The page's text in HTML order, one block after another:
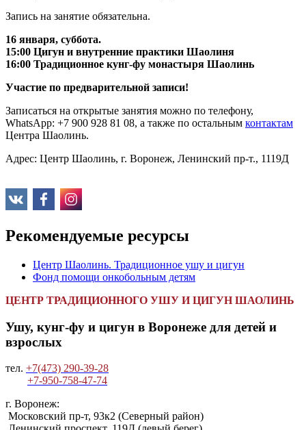
Запись на занятие обязательна.
16 января, суббота.
15:00 Цигун и внутренние практики Шаолиня
16:00 Традиционное кунг-фу монастыря Шаолинь
Участие по предварительной записи!
Записаться на открытые занятия можно по телефону,
WhatsApp: +7 900 928 81 08, а также по остальным контактам
Центра Шаолинь.
Адрес: Центр Шаолинь, г. Воронеж, Ленинский пр-т., 1119Д
Рекомендуемые ресурсы
Центр Шаолинь. Традиционное ушу и цигун
Фонд помощи онкобольным детям
ЦЕНТР ТРАДИЦИОННОГО УШУ И ЦИГУН ШАОЛИНЬ
Ушу, кунг-фу и цигун в Воронеже для детей и
взрослых
тел. +7(473) 290-39-28
+7-950-758-47-74
г. Воронеж:
Московский пр-т, 93к2 (Северный район)